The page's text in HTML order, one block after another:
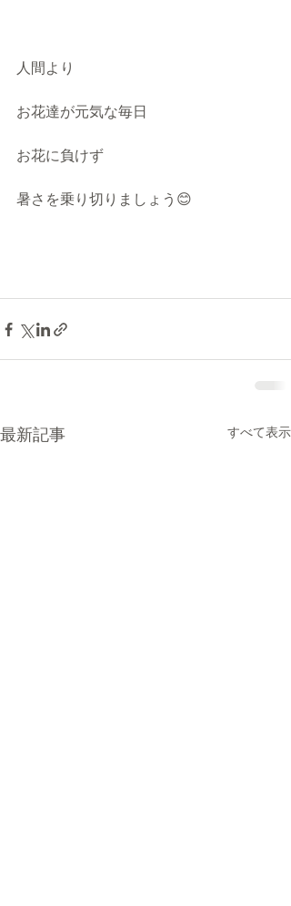
人間より
お花達が元気な毎日
お花に負けず
暑さを乗り切りましょう😊
最新記事 すべて表示